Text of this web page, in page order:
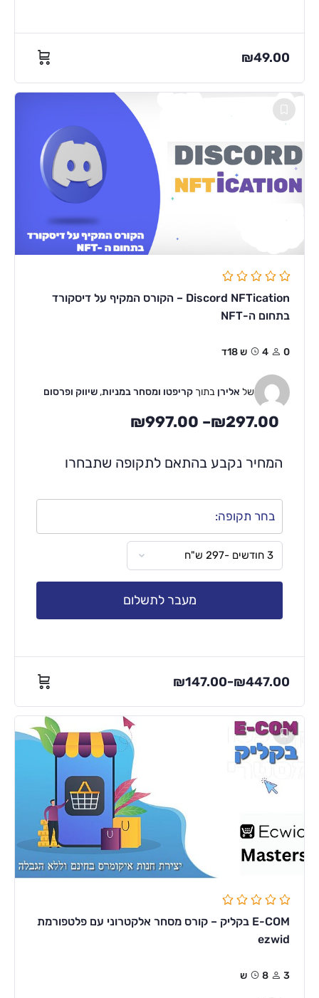
₪49.00
Discord NFTication – הקורס המקיף על דיסקורד
בתחום ה-NFT
0 4ש 18ד
של אלירן בתוך קריפטו ומסחר במניות, שיווק ופרסום
₪297.00
–
₪997.00
המחיר נקבע בהתאם לתקופה שתבחרו
בחר תקופה:
מעבר לתשלום
₪147.00–₪447.00
E-COM בקליק – קורס מסחר אלקטרוני עם פלטפורמת
ezwid
3 8ש